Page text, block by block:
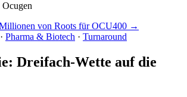
von Roots für OCU400 →
· Pharma & Biotech · Turnaround
Dreifach-Wette auf die